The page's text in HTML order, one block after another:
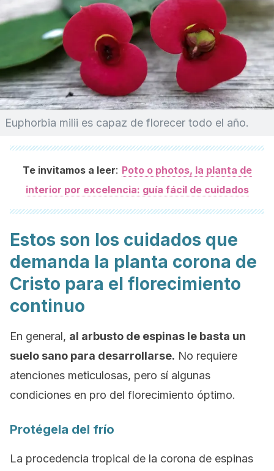
Euphorbia milii es capaz de florecer todo el año.
Te invitamos a leer: Poto o photos, la planta de
interior por excelencia: guía fácil de cuidados
Estos son los cuidados que
demanda la planta corona de
Cristo para el florecimiento
continuo
En general, al arbusto de espinas le basta un
suelo sano para desarrollarse. No requiere
atenciones meticulosas, pero sí algunas
condiciones en pro del florecimiento óptimo.
Protégela del frío
La procedencia tropical de la corona de espinas